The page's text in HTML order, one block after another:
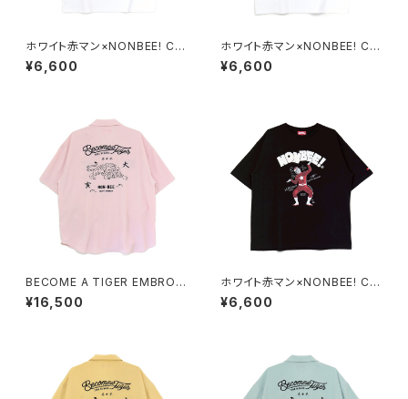
ホワイト赤マン×NONBEE! CO
LLABORATION TEE white/r
ed
¥6,600
ホワイト赤マン×NONBEE! CO
LLABORATION TEE white/b
lack
¥6,600
BECOME A TIGER EMBROI
DERED HALFSLEEVE SHIRT
S light-pink
¥16,500
ホワイト赤マン×NONBEE! CO
LLABORATION TEE black/
white
¥6,600